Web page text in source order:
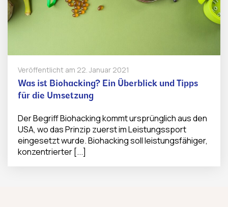
Veröffentlicht am 22. Januar 2021
Was ist Biohacking? Ein Überblick und Tipps
für die Umsetzung
Der Begriff Biohacking kommt ursprünglich aus den
USA, wo das Prinzip zuerst im Leistungssport
eingesetzt wurde. Biohacking soll leistungsfähiger,
konzentrierter [...]